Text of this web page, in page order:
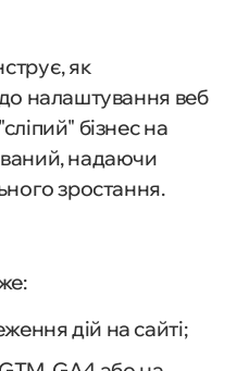
як
налаштування веб
бізнес на
надаючи
зростання.
дій на сайті;